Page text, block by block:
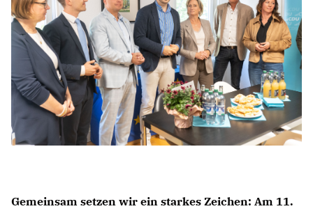
CHRONIK: 50 JAHRE STADTVERBAND
HISTORISCHE BILDERGALERIE
DOKUMENTATIONSFILM
Mitglied werden
SPENDEN
Gemeinsam setzen wir ein starkes Zeichen: Am 11.